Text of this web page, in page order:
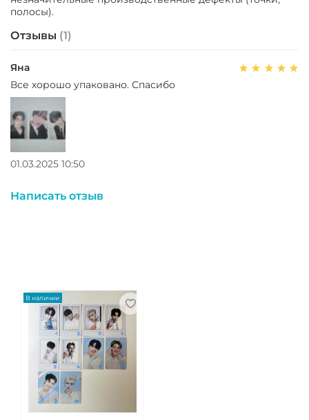
полосы).
Отзывы (1)
Яна
Все хорошо упаковано. Спасибо
01.03.2025 10:50
Написать отзыв
В наличии